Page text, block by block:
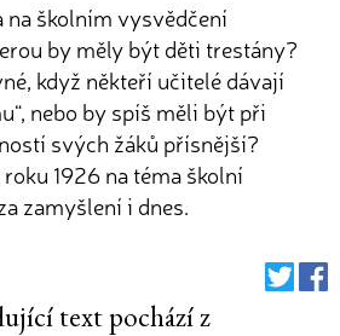
na školním vysvědčení
by měly být děti trestány?
když někteří učitelé dávají
nebo by spíš měli být při
svých žáků přísnější?
1926 na téma školní
zamyšlení i dnes.
text pochází z